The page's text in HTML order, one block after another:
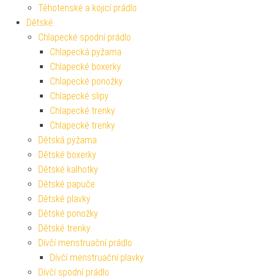
Těhotenské a kojicí prádlo
Dětské
Chlapecké spodní prádlo
Chlapecká pyžama
Chlapecké boxerky
Chlapecké ponožky
Chlapecké slipy
Chlapecké trenky
Chlapecké trenky
Dětská pyžama
Dětské boxerky
Dětské kalhotky
Dětské papuče
Dětské plavky
Dětské ponožky
Dětské trenky
Dívčí menstruační prádlo
Dívčí menstruační plavky
Dívčí spodní prádlo